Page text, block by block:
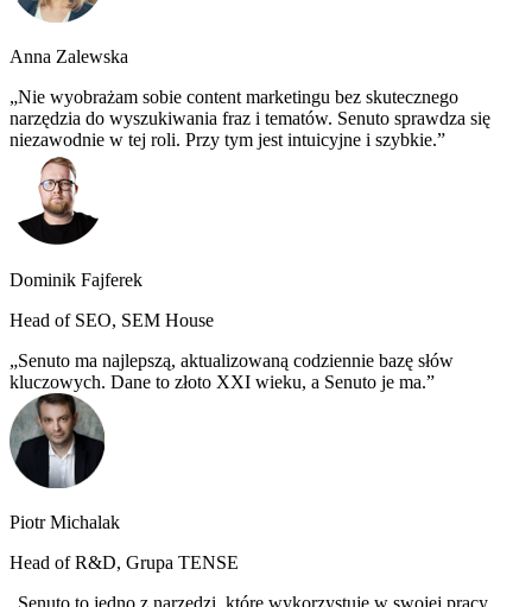
Anna Zalewska
Nie wyobrażam sobie content marketingu bez skutecznego
narzędzia do wyszukiwania fraz i tematów. Senuto sprawdza się
niezawodnie w tej roli. Przy tym jest intuicyjne i szybkie.
Dominik Fajferek
Head of SEO, SEM House
Senuto ma najlepszą, aktualizowaną codziennie bazę słów
kluczowych. Dane to złoto XXI wieku, a Senuto je ma.
Piotr Michalak
Head of R&D, Grupa TENSE
Senuto to jedno z narzędzi, które wykorzystuję w swojej pracy